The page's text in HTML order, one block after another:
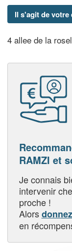
Il s'agit de votre
4 allee de la
RAMZI et
Je connais
intervenir
proche !
Alors
en